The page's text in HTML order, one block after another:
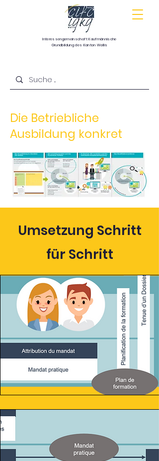
InteressengemeinschaftKaufmännische
Grundbildungdes Kanton Wallis
Die Betriebliche
Ausbildung konkret
Umsetzung Schritt
für Schritt